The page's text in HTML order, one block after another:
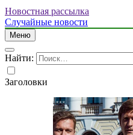
Новостная рассылка
Случайные новости
Меню
Найти:
Заголовки